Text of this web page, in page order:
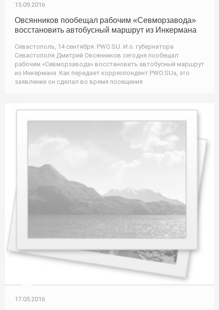
15.09.2016
Овсянников пообещал рабочим «Севморзавода»
восстановить автобусный маршрут из Инкермана
Севастополь, 14 сентября. PWO.SU. И.о. губернатора
Севастополя Дмитрий Овсянников сегодня пообещал
рабочим «Севморзавода» восстановить автобусный маршрут
из Инкермана. Как передает корреспондент PWO.SUа, это
заявление он сделал во время посещения
17.05.2016